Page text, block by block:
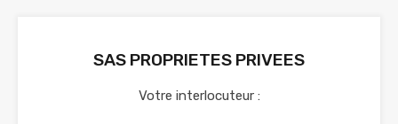
SAS PROPRIETES PRIVEES
Votre interlocuteur :